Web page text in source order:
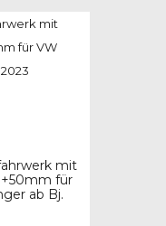
mit
+50mm für
ab Bj.